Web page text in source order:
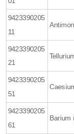
9423390205
11
9423390205
21
9423390205
51
9423390205
61
Barium